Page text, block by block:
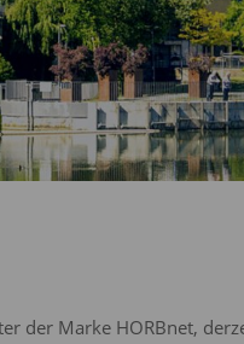
der Marke HORBnet,